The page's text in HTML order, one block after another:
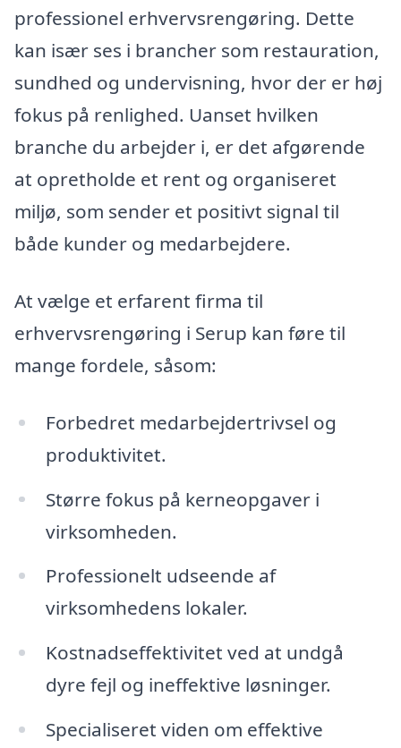
professionel erhvervsrengøring. Dette
kan især ses i brancher som restauration,
sundhed og undervisning, hvor der er høj
fokus på renlighed. Uanset hvilken
branche du arbejder i, er det afgørende
at opretholde et rent og organiseret
miljø, som sender et positivt signal til
både kunder og medarbejdere.
At vælge et erfarent firma til
erhvervsrengøring i Serup kan føre til
mange fordele, såsom:
Forbedret medarbejdertrivsel og
produktivitet.
Større fokus på kerneopgaver i
virksomheden.
Professionelt udseende af
virksomhedens lokaler.
Kostnadseffektivitet ved at undgå
dyre fejl og ineffektive løsninger.
Specialiseret viden om effektive